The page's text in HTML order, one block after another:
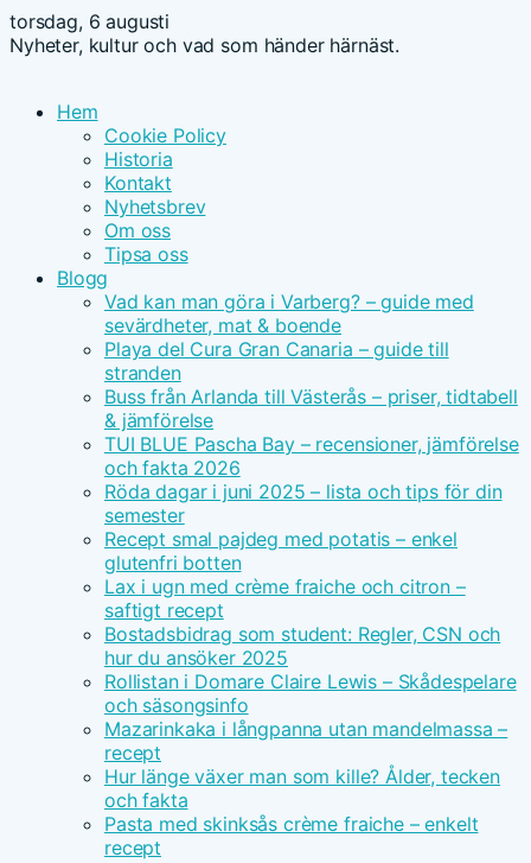
torsdag, 6 augusti
Nyheter, kultur och vad som händer härnäst.
Hem
Cookie Policy
Historia
Kontakt
Nyhetsbrev
Om oss
Tipsa oss
Blogg
Vad kan man göra i Varberg? – guide med
sevärdheter, mat & boende
Playa del Cura Gran Canaria – guide till
stranden
Buss från Arlanda till Västerås – priser, tidtabell
& jämförelse
TUI BLUE Pascha Bay – recensioner, jämförelse
och fakta 2026
Röda dagar i juni 2025 – lista och tips för din
semester
Recept smal pajdeg med potatis – enkel
glutenfri botten
Lax i ugn med crème fraiche och citron –
saftigt recept
Bostadsbidrag som student: Regler, CSN och
hur du ansöker 2025
Rollistan i Domare Claire Lewis – Skådespelare
och säsongsinfo
Mazarinkaka i långpanna utan mandelmassa –
recept
Hur länge växer man som kille? Ålder, tecken
och fakta
Pasta med skinksås crème fraiche – enkelt
recept